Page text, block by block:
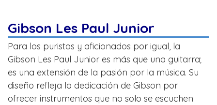
Gibson Les Paul Junior
Para los puristas y aficionados por igual, la
Gibson Les Paul Junior es más que una guitarra;
es una extensión de la pasión por la música. Su
diseño refleja la dedicación de Gibson por
ofrecer instrumentos que no solo se escuchen